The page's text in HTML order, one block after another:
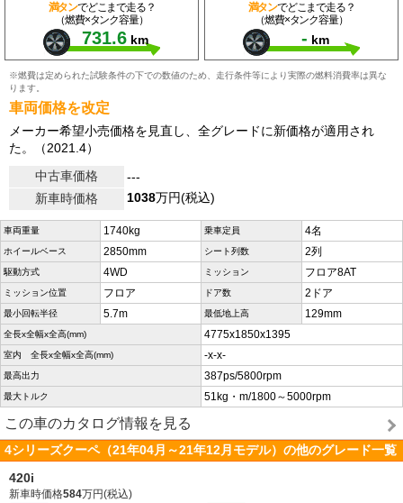
満タンでどこまで走る？
（燃費×タンク容量）
731.6 km
満タンでどこまで走る？
（燃費×タンク容量）
- km
※燃費は定められた試験条件の下での数値のため、走行条件等により実際の燃料消費率は異な
ります。
車両価格を改定
メーカー希望小売価格を見直し、全グレードに新価格が適用され
た。（2021.4）
中古車価格
---
新車時価格
1038万円(税込)
車両重量 1740kg 乗車定員 4名
ホイールベース 2850mm シート列数 2列
駆動方式 4WD ミッション フロア8AT
ミッション位置 フロア ドア数 2ドア
最小回転半径 5.7m 最低地上高 129mm
全長x全幅x全高(mm) 4775x1850x1395
室内 全長x全幅x全高(mm) -x-x-
最高出力 387ps/5800rpm
最大トルク 51kg・m/1800～5000rpm
この車のカタログ情報を見る
4シリーズクーペ（21年04月～21年12月モデル）の他のグレード一覧
420i
新車時価格584万円(税込)